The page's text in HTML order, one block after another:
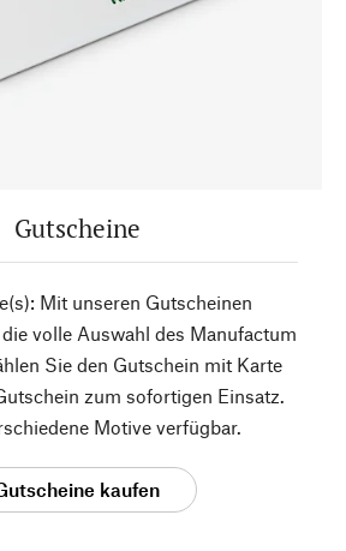
Gutscheine
Mit unseren Gutscheinen
volle Auswahl des Manufactum
Sie den Gutschein mit Karte
zum sofortigen Einsatz.
Motive verfügbar.
kaufen